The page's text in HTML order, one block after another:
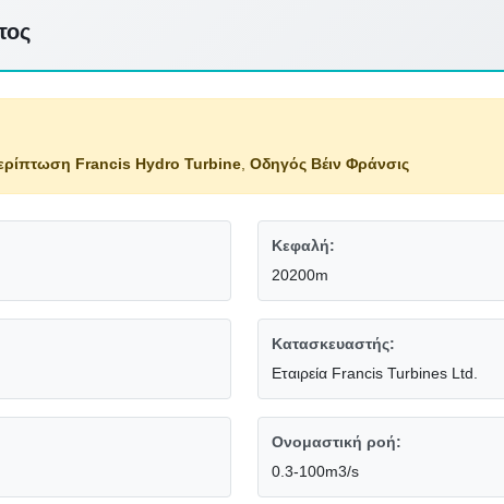
Francis Hydro Turbine Οδηγός Βέιν Φράνσις
Κεφαλή:
20200m
Κατασκευαστής:
Εταιρεία Francis Turbines Ltd.
Ονομαστική ροή:
0.3-100m3/s